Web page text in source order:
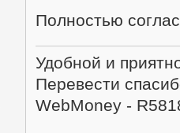
Полностью
Удобной и
Перевести
WebMoney -